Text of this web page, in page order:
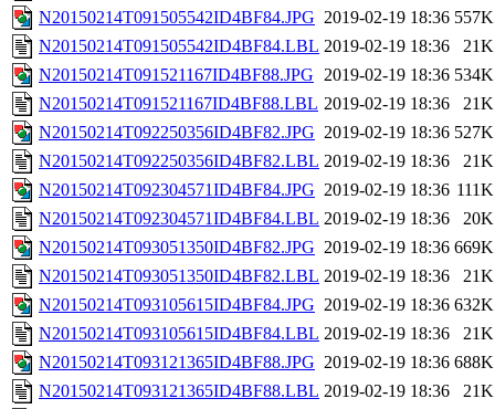
N20150214T091505542ID4BF84.JPG 2019-02-19 18:36 557K
N20150214T091505542ID4BF84.LBL 2019-02-19 18:36
21K
N20150214T091521167ID4BF88.JPG 2019-02-19 18:36 534K
N20150214T091521167ID4BF88.LBL 2019-02-19 18:36
21K
N20150214T092250356ID4BF82.JPG 2019-02-19 18:36 527K
N20150214T092250356ID4BF82.LBL 2019-02-19 18:36
21K
N20150214T092304571ID4BF84.JPG 2019-02-19 18:36 111K
N20150214T092304571ID4BF84.LBL 2019-02-19 18:36
20K
N20150214T093051350ID4BF82.JPG 2019-02-19 18:36 669K
N20150214T093051350ID4BF82.LBL 2019-02-19 18:36
21K
N20150214T093105615ID4BF84.JPG 2019-02-19 18:36 632K
N20150214T093105615ID4BF84.LBL 2019-02-19 18:36
21K
N20150214T093121365ID4BF88.JPG 2019-02-19 18:36 688K
N20150214T093121365ID4BF88.LBL 2019-02-19 18:36
21K